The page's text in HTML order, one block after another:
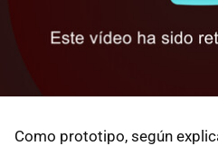
Como prototipo, según